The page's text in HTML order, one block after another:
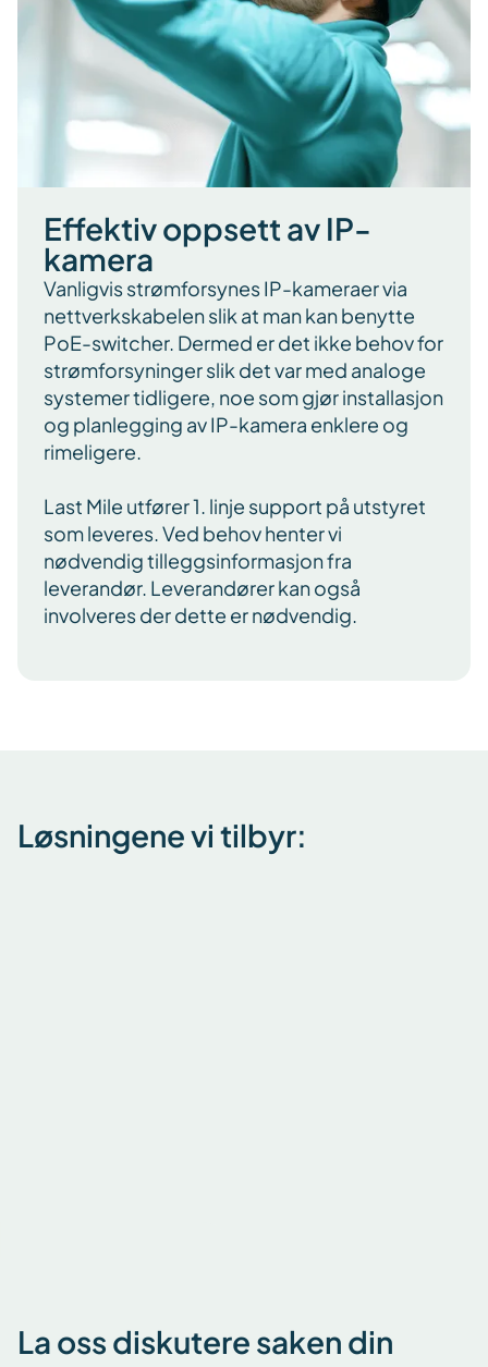
Effektiv oppsett av IP-
kamera
Vanligvis strømforsynes IP-kameraer via
nettverkskabelen slik at man kan benytte
PoE-switcher. Dermed er det ikke behov for
strømforsyninger slik det var med analoge
systemer tidligere, noe som gjør installasjon
og planlegging av IP-kamera enklere og
rimeligere.
Last Mile utfører 1. linje support på utstyret
som leveres. Ved behov henter vi
nødvendig tilleggsinformasjon fra
leverandør. Leverandører kan også
involveres der dette er nødvendig.
Løsningene vi tilbyr:
La oss diskutere saken din